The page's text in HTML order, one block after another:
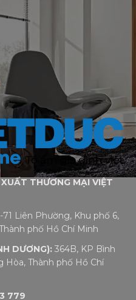
THƯƠNG MẠI VIỆT
71 Liên Phường, Khu phố 6,
phố Hồ Chí Minh
DƯƠNG): 364B, KP Bình
Thành phố Hồ Chí
779